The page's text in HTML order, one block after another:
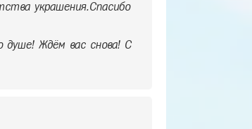
украшения.Спасибо
душе! Ждём вас снова! С